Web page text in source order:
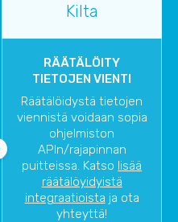
Kilta
RÄÄTÄLÖITY
TIETOJEN VIENTI
Räätälöidystä tietojen
viennistä voidaan sopia
ohjelmiston
APIn/rajapinnan
puitteissa. Katso lisää
räätälöyidyistä
integraatioista ja ota
yhteyttä!